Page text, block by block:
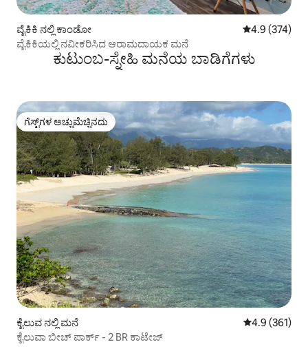
ವೈಕಿಕಿ ನಲ್ಲಿ ಕಾಂಡೋ 5 ರಲ್ಲಿ 4.9
4.9 (374)
ವೈಕಿಕಿಯಲ್ಲಿ ನವೀಕರಿಸಿದ ಆರಾಮದಾಯಕ ಮನೆ
ಕುಟುಂಬ-ಸ್ನೇಹಿ ಮನೆಯ ಬಾಡಿಗೆಗಳು
ಗೆಸ್ಟ್‌ಗಳ ಅಚ್ಚುಮೆಚ್ಚಿನದು
ಗೆಸ್ಟ್‌ಗಳ ಅಚ್ಚುಮೆಚ್ಚಿನದು
ಕೈಲುವ ನಲ್ಲಿ ಮನೆ 5 ರಲ್ಲಿ 4.9
4.9 (361)
ಕೈಲುವಾ ಬೀಚ್ ಪಾರ್ಕ್ - 2 BR ಕಾಟೇಜ್